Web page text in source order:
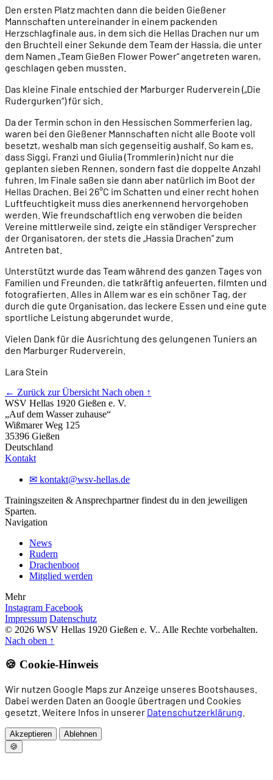
Den ersten Platz machten dann die beiden Gießener
Mannschaften untereinander in einem packenden
Herzschlagfinale aus, in dem sich die Hellas Drachen nur um
den Bruchteil einer Sekunde dem Team der Hassia, die unter
dem Namen „Team Gießen Flower Power“ angetreten waren,
geschlagen geben mussten.
Das kleine Finale entschied der Marburger Ruderverein („Die
Rudergurken“) für sich.
Da der Termin schon in den Hessischen Sommerferien lag,
waren bei den Gießener Mannschaften nicht alle Boote voll
besetzt, weshalb man sich gegenseitig aushalf. So kam es,
dass Siggi, Franzi und Giulia (Trommlerin) nicht nur die
geplanten sieben Rennen, sondern fast die doppelte Anzahl
fuhren. Im Finale saßen sie dann aber natürlich im Boot der
Hellas Drachen. Bei 26°C im Schatten und einer recht hohen
Luftfeuchtigkeit muss dies anerkennend hervorgehoben
werden. Wie freundschaftlich eng verwoben die beiden
Vereine mittlerweile sind, zeigte ein ständiger Versprecher
der Organisatoren, der stets die „Hassia Drachen“ zum
Antreten bat.
Unterstützt wurde das Team während des ganzen Tages von
Familien und Freunden, die tatkräftig anfeuerten, filmten und
fotografierten. Alles in Allem war es ein schöner Tag, der
durch die gute Organisation, das leckere Essen und eine gute
sportliche Leistung abgerundet wurde.
Vielen Dank für die Ausrichtung des gelungenen Tuniers an
den Marburger Ruderverein.
Lara Stein
← Zurück zur Übersicht Nach oben ↑
WSV Hellas 1920 Gießen e. V.
„Auf dem Wasser zuhause“
Wißmarer Weg 125
35396 Gießen
Deutschland
Kontakt
✉ kontakt@wsv-hellas.de
Trainingszeiten & Ansprechpartner findest du in den jeweiligen
Sparten.
Navigation
News
Rudern
Drachenboot
Mitglied werden
Mehr
Instagram Facebook
Impressum Datenschutz
© 2026 WSV Hellas 1920 Gießen e. V.. Alle Rechte vorbehalten.
Nach oben ↑
🍪 Cookie-Hinweis
Wir nutzen Google Maps zur Anzeige unseres Bootshauses.
Dabei werden Daten an Google übertragen und Cookies
gesetzt. Weitere Infos in unserer Datenschutzerklärung
Akzeptieren
Ablehnen
🍪